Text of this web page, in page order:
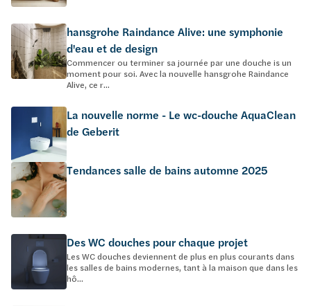
hansgrohe Raindance Alive: une symphonie
d'eau et de design
Commencer ou terminer sa journée par une douche is un
moment pour soi. Avec la nouvelle hansgrohe Raindance
Alive, ce r...
La nouvelle norme - Le wc-douche AquaClean
de Geberit
Tendances salle de bains automne 2025
Des WC douches pour chaque projet
Les WC douches deviennent de plus en plus courants dans
les salles de bains modernes, tant à la maison que dans les
hô...